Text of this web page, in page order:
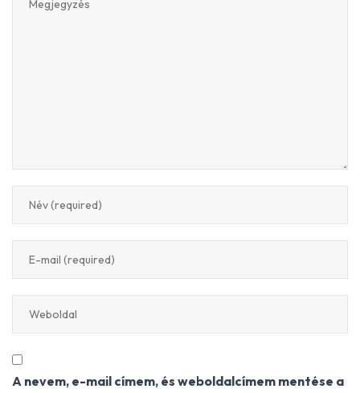
A nevem, e-mail címem, és weboldalcímem mentése a